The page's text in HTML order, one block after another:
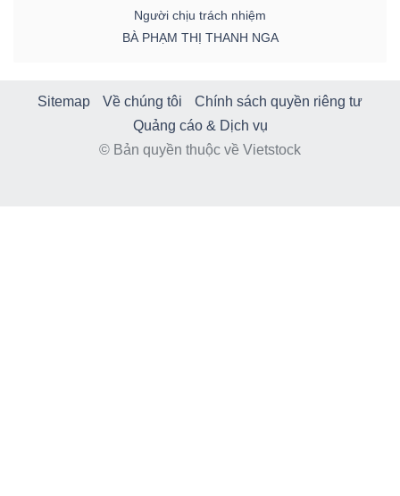
Người chịu trách nhiệm
BÀ PHẠM THỊ THANH NGA
Sitemap Về chúng tôi
Chính sách quyền riêng tư
Quảng cáo & Dịch vụ
© Bản quyền thuộc về Vietstock